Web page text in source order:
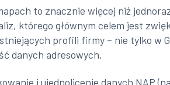
to znacznie więcej niż
którego głównym celem jest
profili firmy – nie tylko w
danych adresowych.
i ujednolicenie danych NAP